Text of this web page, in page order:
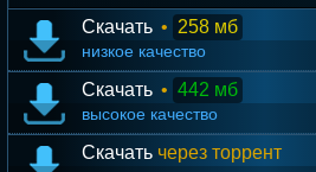
Скачать • 258 мб
низкое качество
Скачать • 442 мб
высокое качество
Скачать через торрент